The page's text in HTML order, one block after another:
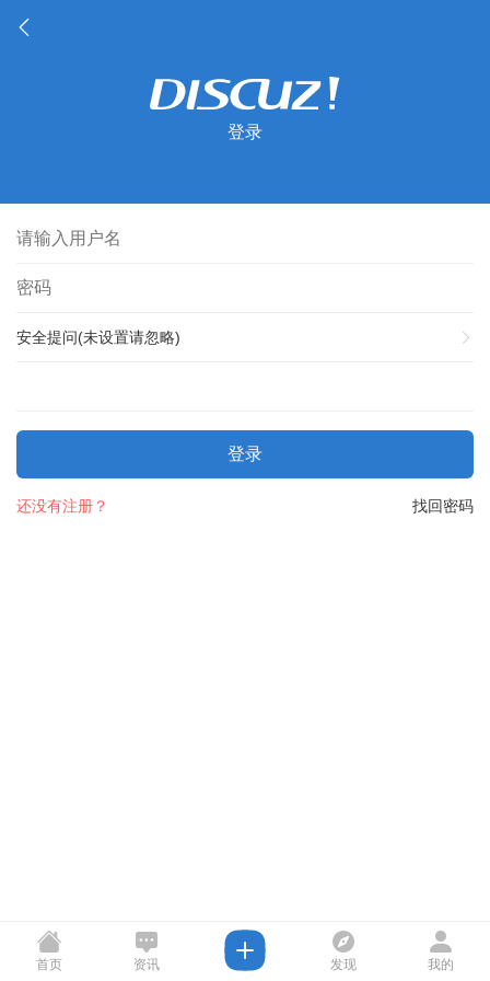
登录
安全提问(未设置请忽略)
登录
找回密码
还没有注册？
首页 资讯 发现 我的